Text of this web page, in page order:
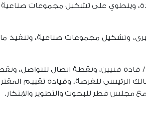
وينطوي على تشكيل مجموعات
وتشكيل مجموعات صناعية، وتنفيذ
فنيين، ونقطة اتصال للتواصل،
الرئيسي للفرصة، وقيادة تقييم
مع مجلس قطر للبحوث والتطوير والابتكار.